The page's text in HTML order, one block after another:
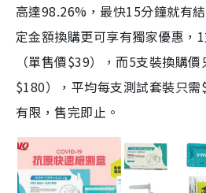
高達98.26%，最快15分鐘就有
定金額換購更可享有獨家優惠，
（單售價$39），而5支裝換購
$180），平均每支測試套裝只
有限，售完即止。